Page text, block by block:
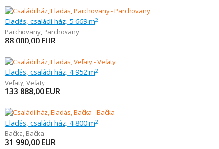
Eladás, családi ház, 5 669 m2
Parchovany, Parchovany
88 000,00 EUR
Eladás, családi ház, 4 952 m2
Veľaty,Veľaty
133 888,00 EUR
Eladás, családi ház, 4 800 m2
Bačka, Bačka
31 990,00 EUR